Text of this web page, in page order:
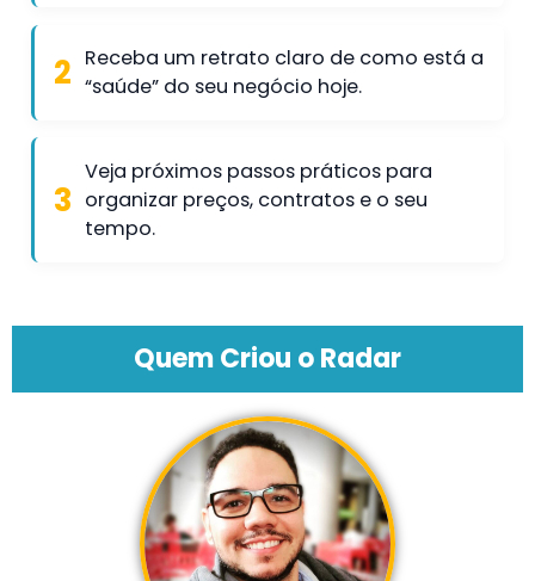
Receba um retrato claro de como está a
“saúde” do seu negócio hoje.
Veja próximos passos práticos para
organizar preços, contratos e o seu
tempo.
Quem Criou o Radar